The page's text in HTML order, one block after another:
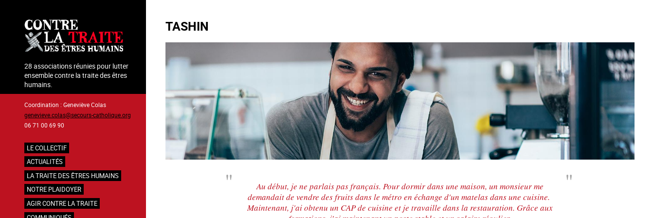
contenu
principal
28 associations réunies pour lutter
ensemble contre la traite des êtres
humains.
Coordination : Geneviève Colas
genevieve.colas@secours-catholique.org
06 71 00 69 90
Navigation
principale
LE COLLECTIF
ACTUALITÉS
LA TRAITE DES ÊTRES HUMAINS
NOTRE PLAIDOYER
AGIR CONTRE LA TRAITE
TASHIN
Au début, je ne parlais pas français. Pour dormir dans une maison, un monsieur me
demandait de vendre des fruits dans le métro en échange d'un matelas dans une cuisine.
Maintenant, j'ai obtenu un CAP de cuisine et je travaille dans la restauration. Grâce aux